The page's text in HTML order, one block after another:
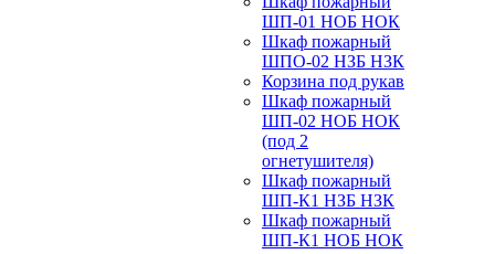
ШП-01 НОБ НОК
Шкаф пожарный
ШПО-02 НЗБ НЗК
Корзина под рукав
Шкаф пожарный
ШП-02 НОБ НОК
(под 2
огнетушителя)
Шкаф пожарный
ШП-К1 НЗБ НЗК
Шкаф пожарный
ШП-К1 НОБ НОК